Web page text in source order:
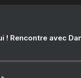
! Rencontre avec